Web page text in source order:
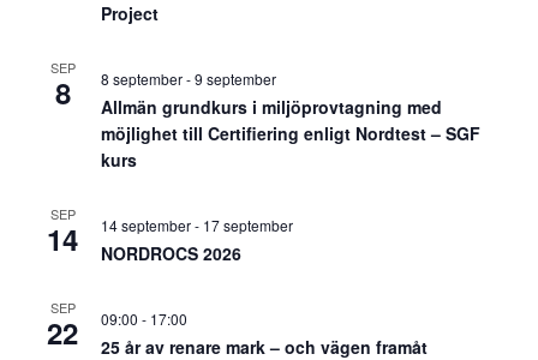
Project
SEP
8 8 september-9 september
Allmän grundkurs i miljöprovtagning med
möjlighet till Certifiering enligt Nordtest – SGF
kurs
SEP
14 14 september- 17 september
NORDROCS 2026
SEP
22 09:00 - 17:00
25 år av renare mark – och vägen framåt